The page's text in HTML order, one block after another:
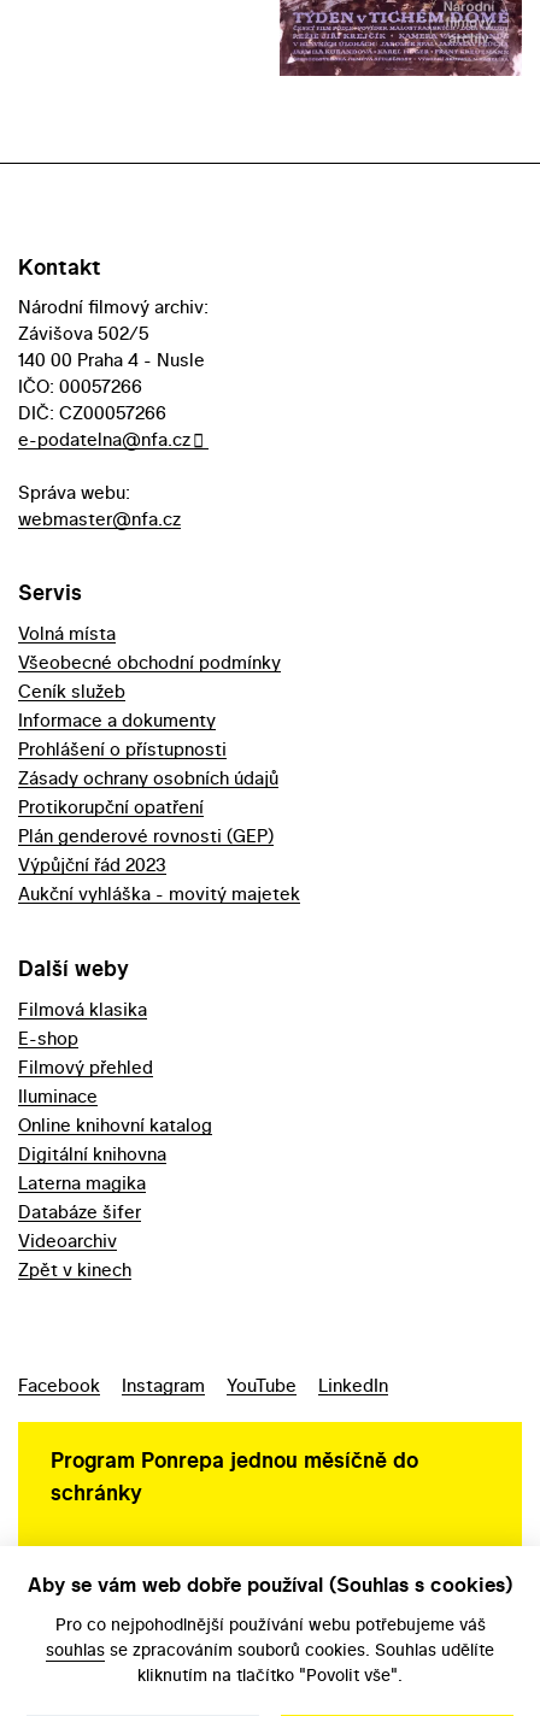
Kontakt
Národní filmový archiv:
Závišova 502/5
140 00 Praha 4 - Nusle
IČO: 00057266
DIČ: CZ00057266
e-podatelna@nfa.cz
Správa webu:
webmaster@nfa.cz
Servis
Volná místa
Všeobecné obchodní podmínky
Ceník služeb
Informace a dokumenty
Prohlášení o přístupnosti
Zásady ochrany osobních údajů
Protikorupční opatření
Plán genderové rovnosti (GEP)
Výpůjční řád 2023
Aukční vyhláška - movitý majetek
Další weby
Filmová klasika
E-shop
Filmový přehled
Iluminace
Online knihovní katalog
Digitální knihovna
Laterna magika
Databáze šifer
Videoarchiv
Zpět v kinech
Facebook Instagram YouTube LinkedIn
Program Ponrepa jednou měsíčně do
schránky
Aby se vám web dobře používal (Souhlas s cookies)
Pro co nejpohodlnější používání webu potřebujeme váš
souhlas se zpracováním souborů cookies. Souhlas udělíte
kliknutím na tlačítko "Povolit vše".